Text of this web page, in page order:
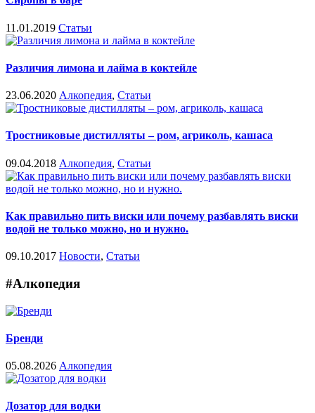
11.01.2019 Статьи
Различия лимона и лайма в коктейле
23.06.2020 Алкопедия, Статьи
Тростниковые дистилляты – ром, агриколь, кашаса
09.04.2018 Алкопедия, Статьи
Как правильно пить виски или почему разбавлять виски
водой не только можно, но и нужно.
09.10.2017 Новости, Статьи
#Алкопедия
Бренди
05.08.2026 Алкопедия
Дозатор для водки